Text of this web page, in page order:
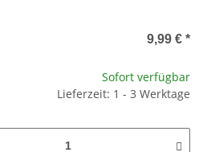
9,99 € *
Sofort verfügbar
Lieferzeit: 1 - 3 Werktage